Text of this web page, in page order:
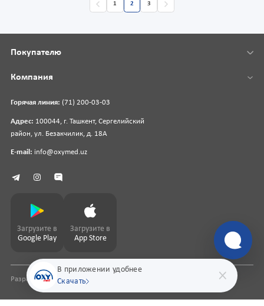
1 2 3
В приложении удобнее
Скачать
Горячая линия: (71) 200-03-03
Адрес: 100044, г. Ташкент, Сергелийский
район, ул. Безакчилик, д. 18А
E-mail: info@oxymed.uz
Покупателю
Компания
Загрузите в
Google Play
Загрузите в
App Store
Разработка сайтаpharmit.uz